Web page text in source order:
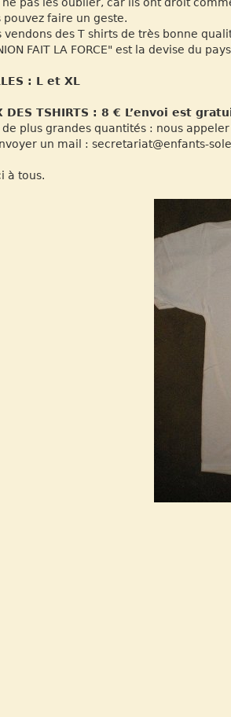
ne pas les oublier, car ils ont droit
pouvez faire un geste.
vendons des T shirts de très bonne
FAIT LA FORCE" est la devise du
: L et XL
DES TSHIRTS : 8 € L’envoi est
de plus grandes quantités : nous
un mail : secretariat@enfants-
à tous.